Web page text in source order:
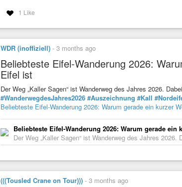
1 Like
WDR (inoffiziell) - 3 months ago
Beliebteste Eifel-Wanderung 2026:
Eifel ist
Der Weg „Kaller Sagen“ ist Wanderweg des Jahres 2026.
#WanderwegdesJahres2026 #Auszeichnung #Kall
Beliebteste Eifel-Wanderung 2026: Warum gerade ein kurzer
Beliebteste Eifel-Wanderung 2026: Warum gerade
Der Weg „Kaller Sagen“ ist Wanderweg des Jahres
(((Tousled Crane on Tour))) - 3 months ago